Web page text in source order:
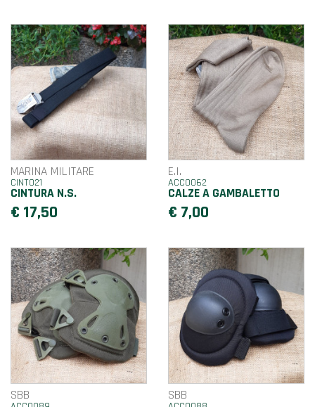
MARINA MILITARE
CINT021
CINTURA N.S.
€ 17,50
E.I.
ACC0062
CALZE A GAMBALETTO
€ 7,00
SBB SBB